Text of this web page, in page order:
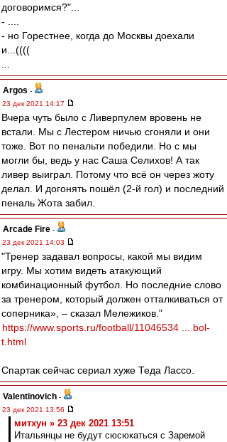
договоримся?"...
- ....
- но Горестнее, когда до Москвы доехали
и...((((
Argos -
23 дек 2021 14:17
Вчера чуть было с Ливерпулем вровень не
встали. Мы с Лестером ничью сгоняли и они
тоже. Вот по пенальти победили. Но с мы
могли бы, ведь у нас Саша Селихов! А так
ливер выиграл. Потому что всё он через жоту
делал. И догонять пошёл (2-й гол) и последний
пеналь Жота забил.
Arcade Fire -
23 дек 2021 14:03
"Тренер задавал вопросы, какой мы видим
игру. Мы хотим видеть атакующий
комбинационный футбол. Но последние слово
за тренером, который должен отталкиваться от
соперника», – сказал Мележиков."
https://www.sports.ru/football/11046534 ... bol-
t.html
Спартак сейчас сериал хуже Теда Лассо.
Valentinovich -
23 дек 2021 13:56
митхун » 23 дек 2021 13:51
Итальянцы не будут сюсюкаться с Заремой